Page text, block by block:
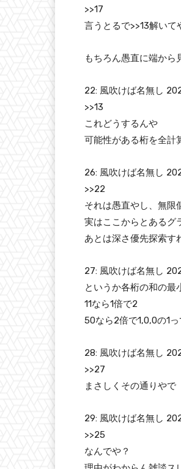
>>17
言うとるで>>13解いて
もちろん愚直に端か
22: 風吹けば名無し
>>13
これどうするんや
可能性がある桁を全計
26: 風吹けば名無し
>>22
それは愚直やし、無限
実はここからとあるグ
あとは深さ優先探索す
27: 風吹けば名無し
というか各桁の和の最
11なら1倍で2
50なら2倍で1,0,0の1
28: 風吹けば名無し
>>27
まさしくその通りやで
29: 風吹けば名無し
>>25
なんでや？